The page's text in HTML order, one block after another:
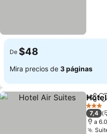
De $48
Mira precios de 3 páginas
3
7,4
a